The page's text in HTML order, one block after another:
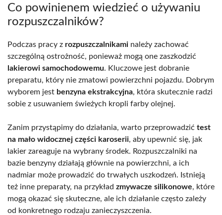
Co powinienem wiedzieć o używaniu
rozpuszczalników?
Podczas pracy z rozpuszczalnikami należy zachować
szczególną ostrożność, ponieważ mogą one zaszkodzić
lakierowi samochodowemu. Kluczowe jest dobranie
preparatu, który nie zmatowi powierzchni pojazdu. Dobrym
wyborem jest benzyna ekstrakcyjna, która skutecznie radzi
sobie z usuwaniem świeżych kropli farby olejnej.
Zanim przystąpimy do działania, warto przeprowadzić test
na mało widocznej części karoserii, aby upewnić się, jak
lakier zareaguje na wybrany środek. Rozpuszczalniki na
bazie benzyny działają głównie na powierzchni, a ich
nadmiar może prowadzić do trwałych uszkodzeń. Istnieją
też inne preparaty, na przykład zmywacze silikonowe, które
mogą okazać się skuteczne, ale ich działanie często zależy
od konkretnego rodzaju zanieczyszczenia.